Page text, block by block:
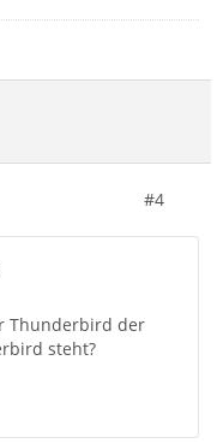
#4
Thunderbird der
steht?